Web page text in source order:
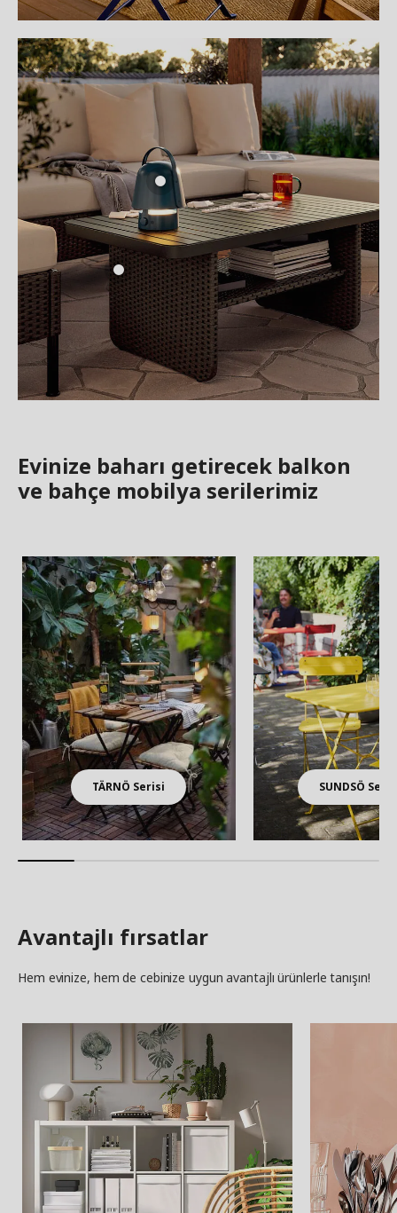
Evinize baharı getirecek balkon
ve bahçe mobilya serilerimiz
TÄRNÖ Serisi SUNDSÖ
Avantajlı fırsatlar
Hem evinize, hem de cebinize uygun avantajlı ürünlerle tanışın!